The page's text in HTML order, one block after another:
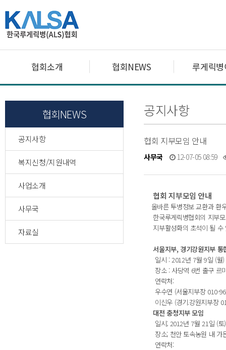
협회소개 협회NEWS 루게릭
협회NEWS
공지사항
복지신청/지원내역
사업소개
사무국
자료실
공지사항
협회 지부모임 안내
사무국 12-07-05 08:59
협회 지부모임 안내
올바른 투병정보 교환과 환
한국루게릭병협회의 지부
지부활성화의 초석이 될 수
서울지부, 경기강원지부 통
일시 : 2012년 7월 9일 (월)
장소 : 사당역 6번 출구 르
연락처:
우수연 (서울지부장 010-
이신우 (경기.강원지부장
대전 충청지부 모임
일시; 2012년 7월 21일 (토
장소; 천안 토속농원 내 가
연락처: